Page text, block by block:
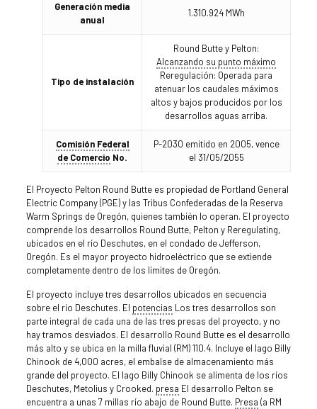
Generación media
anual
1.310.924 MWh
Tipo de instalación
Round Butte y Pelton:
Alcanzando su punto máximo
Reregulación: Operada para
atenuar los caudales máximos
altos y bajos producidos por los
desarrollos aguas arriba.
Comisión Federal
de Comercio No.
P-2030 emitido en 2005, vence
el 31/05/2055
El Proyecto Pelton Round Butte es propiedad de Portland General
Electric Company (PGE) y las Tribus Confederadas de la Reserva
Warm Springs de Oregón, quienes también lo operan. El proyecto
comprende los desarrollos Round Butte, Pelton y Reregulating,
ubicados en el río Deschutes, en el condado de Jefferson,
Oregón. Es el mayor proyecto hidroeléctrico que se extiende
completamente dentro de los límites de Oregón.
El proyecto incluye tres desarrollos ubicados en secuencia
sobre el río Deschutes. El potencias Los tres desarrollos son
parte integral de cada una de las tres presas del proyecto, y no
hay tramos desviados. El desarrollo Round Butte es el desarrollo
más alto y se ubica en la milla fluvial (RM) 110.4. Incluye el lago Billy
Chinook de 4,000 acres, el embalse de almacenamiento más
grande del proyecto. El lago Billy Chinook se alimenta de los ríos
Deschutes, Metolius y Crooked. presa El desarrollo Pelton se
encuentra a unas 7 millas río abajo de Round Butte. Presa (a RM